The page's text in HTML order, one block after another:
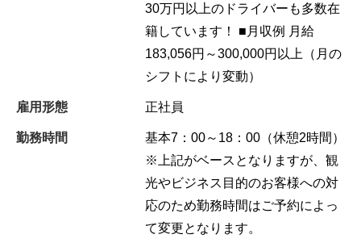
30万円以上のドライバーも多数在
籍しています！ ■月収例 月給
183,056円～300,000円以上（月の
シフトにより変動）
雇用形態 正社員
勤務時間
基本7：00～18：00（休憩2時間）
※上記がベースとなりますが、観
光やビジネス目的のお客様への対
応のため勤務時間はご予約によっ
て変更となります。